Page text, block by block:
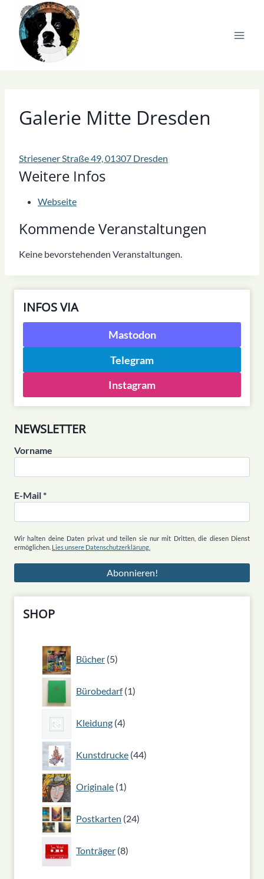
Inhalt
springen
Galerie Mitte Dresden
Striesener Straße 49, 01307 Dresden
Weitere Infos
Webseite
Kommende Veranstaltungen
Keine bevorstehenden Veranstaltungen.
INFOS VIA
Mastodon
Telegram
Instagram
NEWSLETTER
Vorname
E-Mail*
Wir halten deine Daten privat und teilen sie nur mit Dritten, die diesen Dienst
ermöglichen. Lies unsere Datenschutzerklärung.
SHOP
Bücher 5
5
Produkte
Bürobedarf 1
1
Produkt
Kleidung 4
4
Produkte
Kunstdrucke 44
44
Produkte
Originale 1
1
Produkt
Postkarten 24
24
Produkte
Tonträger 8
8
Produkte